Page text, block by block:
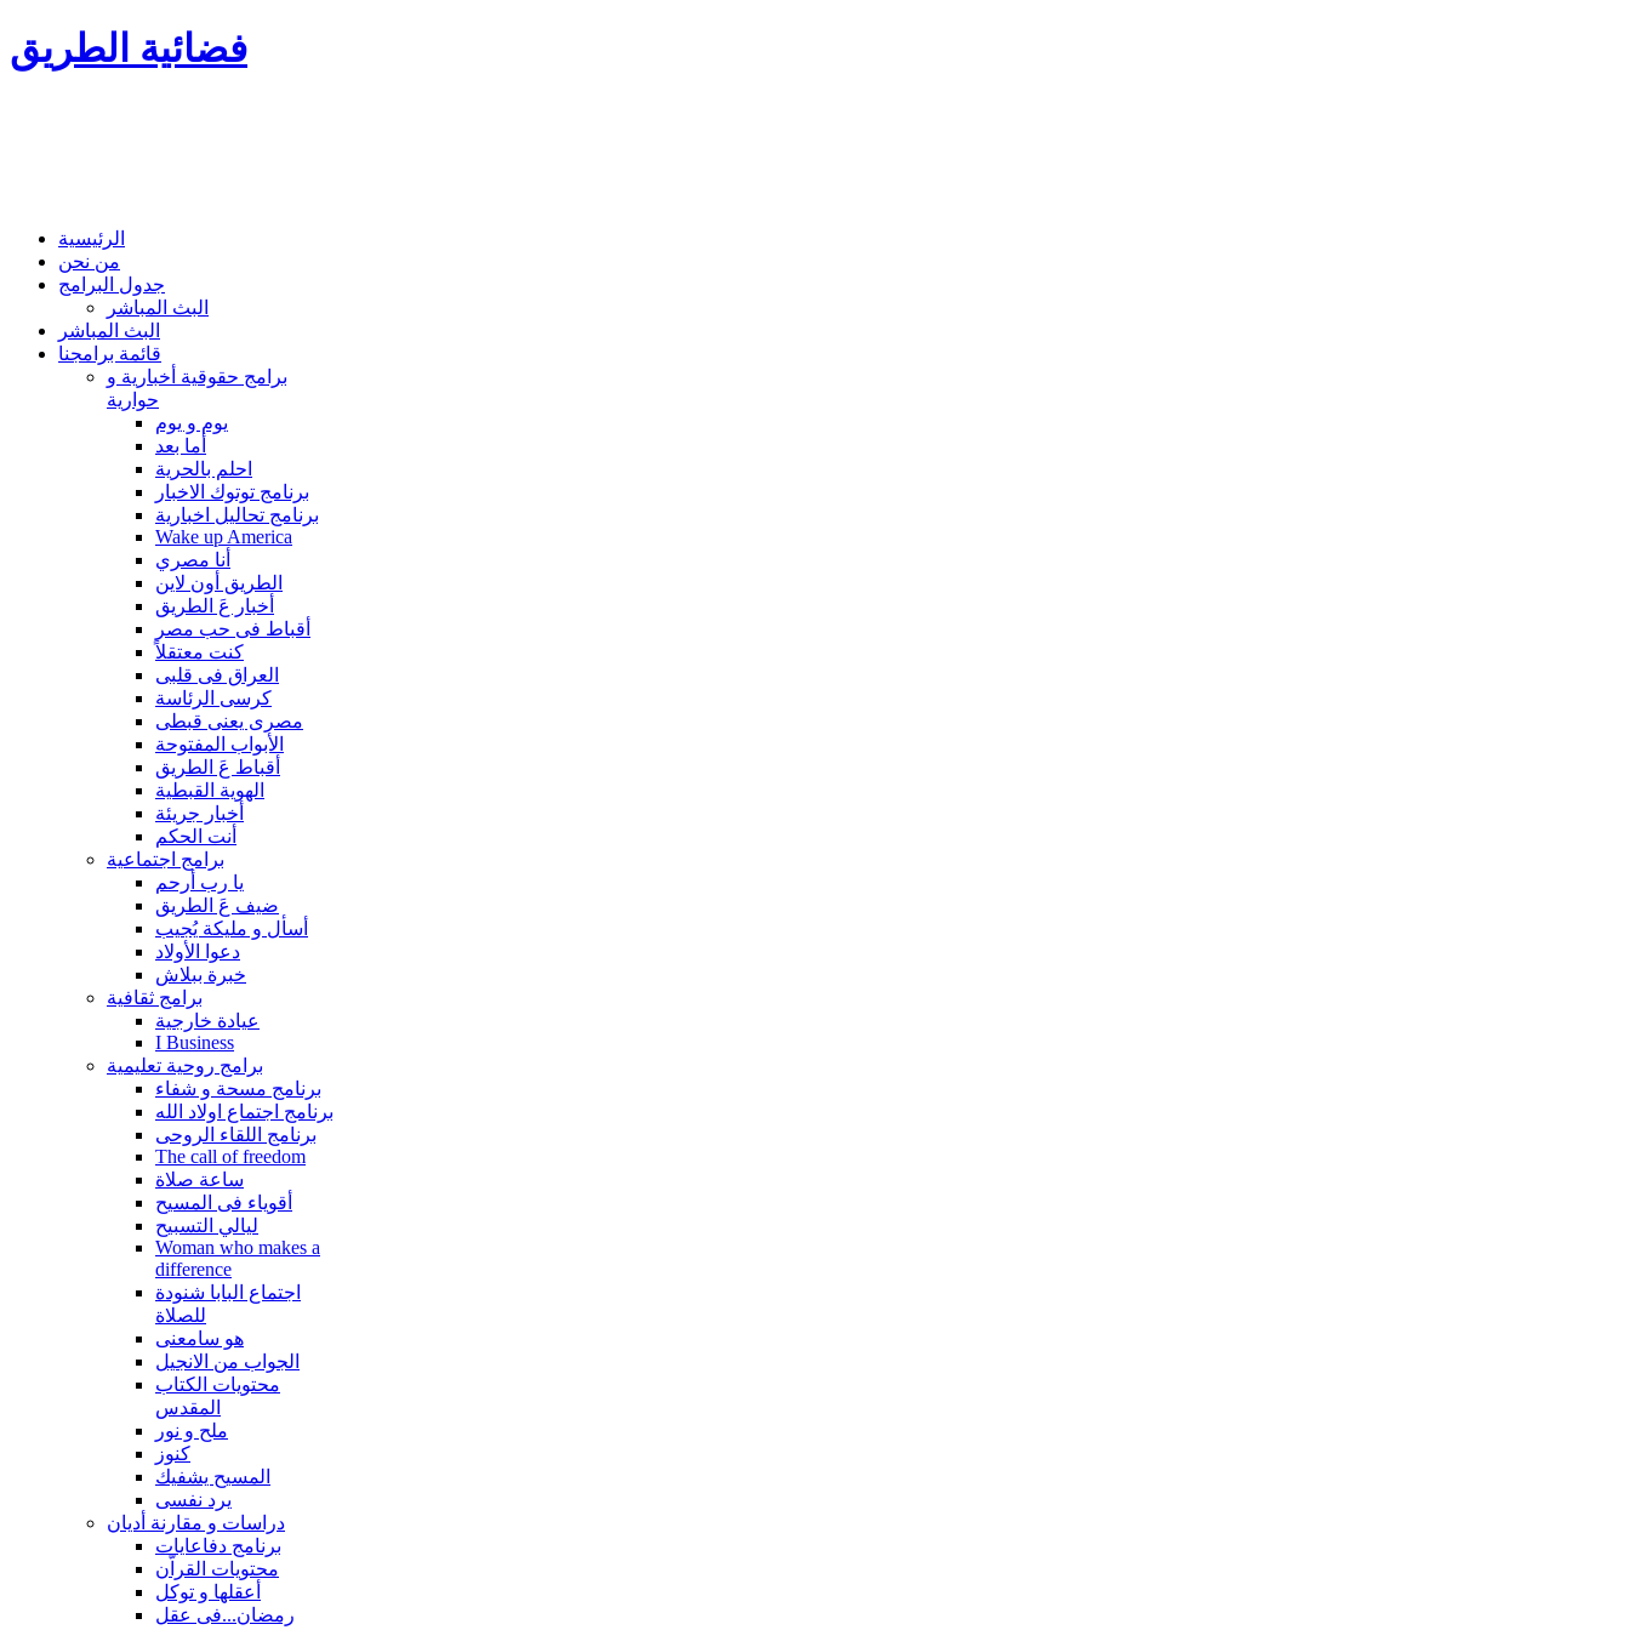
فضائية الطريق
الرئيسية
من نحن
جدول البرامج
البث المباشر
البث المباشر
قائمة برامجنا
برامج حقوقية أخبارية و
حوارية
يوم و يوم
أما بعد
احلم بالحرية
برنامج توتوك الاخبار
برنامج تحاليل اخبارية
Wake up America
أنا مصري
الطريق أون لاين
أخبار عَ الطريق
أقباط فى حب مصر
كنت معتقلاً
العراق فى قلبى
كرسى الرئاسة
مصرى يعنى قبطى
الأبواب المفتوحة
أقباط عَ الطريق
الهوية القبطية
أخبار جريئة
أنت الحكم
برامج اجتماعية
يا رب أرحم
ضيف عَ الطريق
أسأل و مليكة يُجيب
دعوا الأولاد
خبرة ببلاش
برامج ثقافية
عيادة خارجية
I Business
برامج روحية تعليمية
برنامج مسحة و شفاء
برنامج اجتماع اولاد الله
برنامج اللقاء الروحى
The call of freedom
ساعة صلاة
أقوياء فى المسيح
ليالي التسبيح
Woman who makes a
difference
اجتماع البابا شنودة
للصلاة
هو سامعنى
الجواب من الانجيل
محتويات الكتاب
المقدس
ملح و نور
كنوز
المسيح يشفيك
يرد نفسى
دراسات و مقارنة أديان
برنامج دفاعايات
محتويات القراّن
أعقلها و توكل
رمضان...فى عقل